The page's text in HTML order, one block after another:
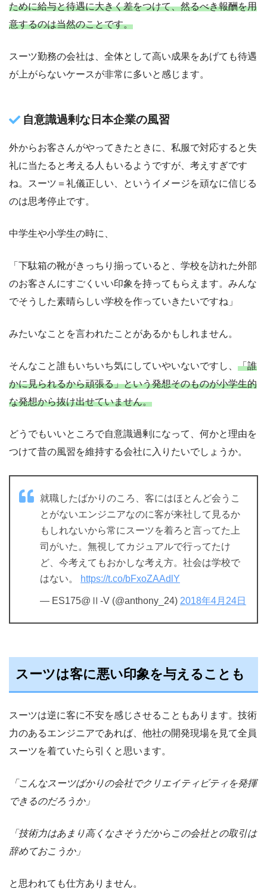
ために給与と待遇に大きく差をつけて、然るべき報酬を用
意するのは当然のことです。
スーツ勤務の会社は、全体として高い成果をあげても待遇
が上がらないケースが非常に多いと感じます。
自意識過剰な日本企業の風習
外からお客さんがやってきたときに、私服で対応すると失
礼に当たると考える人もいるようですが、考えすぎです
ね。スーツ＝礼儀正しい、というイメージを頑なに信じる
のは思考停止です。
中学生や小学生の時に、
「下駄箱の靴がきっちり揃っていると、学校を訪れた外部
のお客さんにすごくいい印象を持ってもらえます。みんな
でそうした素晴らしい学校を作っていきたいですね」
みたいなことを言われたことがあるかもしれません。
そんなこと誰もいちいち気にしていやいないですし、 「誰
かに見られるから頑張る」という発想そのものが小学生的
な発想から抜け出せていません。
どうでもいいところで自意識過剰になって、何かと理由を
つけて昔の風習を維持する会社に入りたいでしょうか。
就職したばかりのころ、客にはほとんど会うこ
とがないエンジニアなのに客が来社して見るか
もしれないから常にスーツを着ろと言ってた上
司がいた。無視してカジュアルで行ってたけ
ど、今考えてもおかしな考え方。社会は学校で
はない。
https://t.co/bFxoZAAdlY
— ES175@Ⅱ-V (@anthony_24) 2018年4月24日
スーツは客に悪い印象を与えることも
スーツは逆に客に不安を感じさせることもあります。技術
力のあるエンジニアであれば、他社の開発現場を見て全員
スーツを着ていたら引くと思います。
「こんなスーツばかりの会社でクリエイティビティを発揮
できるのだろうか」
「技術力はあまり高くなさそうだからこの会社との取引は
辞めておこうか」
と思われても仕方ありません。